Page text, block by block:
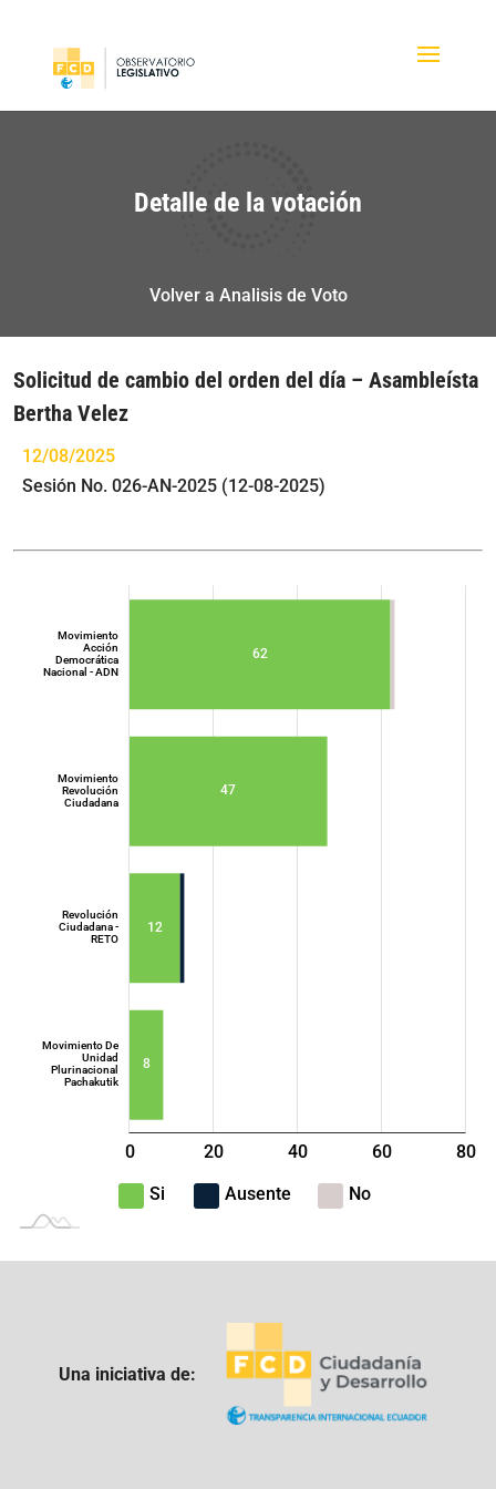
Detalle de la votación
Volver a Analisis de Voto
Solicitud de cambio del orden del día – Asambleísta
Bertha Velez
12/08/2025
Sesión No. 026-AN-2025 (12-08-2025)
8
12
47
62
Movimiento De
Unidad
Plurinacional
Pachakutik
Revolución
Ciudadana -
RETO
Movimiento
Revolución
Ciudadana
Movimiento
Acción
Democrática
Nacional - ADN
L
-40
-20
0 20 40 60 80
100
Si
Ausente No
Una iniciativa de: